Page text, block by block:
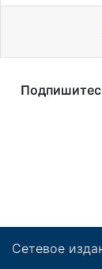
Сетевое